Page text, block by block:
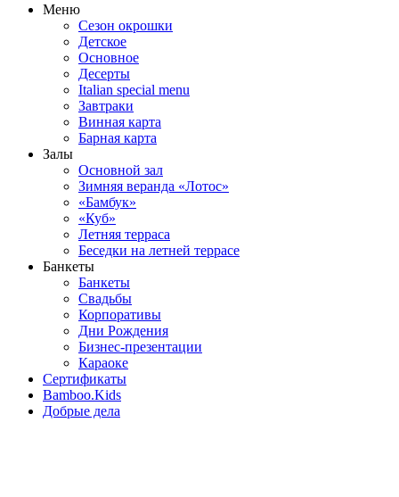
Меню
Сезон окрошки
Детское
Основное
Десерты
Italian special menu
Завтраки
Винная карта
Барная карта
Залы
Основной зал
Зимняя веранда «Лотос»
«Бамбук»
«Куб»
Летняя терраса
Беседки на летней террасе
Банкеты
Банкеты
Свадьбы
Корпоративы
Дни Рождения
Бизнес-презентации
Караоке
Сертификаты
Bamboo.Kids
Добрые дела